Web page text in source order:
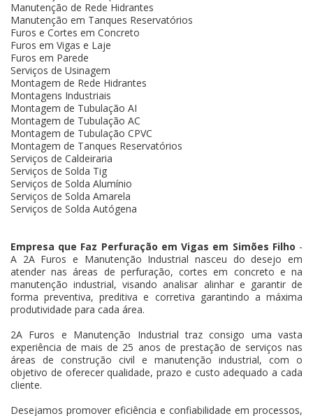
Manutenção de Rede Hidrantes
Manutenção em Tanques Reservatórios
Furos e Cortes em Concreto
Furos em Vigas e Laje
Furos em Parede
Serviços de Usinagem
Montagem de Rede Hidrantes
Montagens Industriais
Montagem de Tubulação AI
Montagem de Tubulação AC
Montagem de Tubulação CPVC
Montagem de Tanques Reservatórios
Serviços de Caldeiraria
Serviços de Solda Tig
Serviços de Solda Alumínio
Serviços de Solda Amarela
Serviços de Solda Autógena
Empresa que Faz Perfuração em Vigas em Simões Filho -
A 2A Furos e Manutenção Industrial nasceu do desejo em
atender nas áreas de perfuração, cortes em concreto e na
manutenção industrial, visando analisar alinhar e garantir de
forma preventiva, preditiva e corretiva garantindo a máxima
produtividade para cada área.
2A Furos e Manutenção Industrial traz consigo uma vasta
experiência de mais de 25 anos de prestação de serviços nas
áreas de construção civil e manutenção industrial, com o
objetivo de oferecer qualidade, prazo e custo adequado a cada
cliente.
Desejamos promover eficiência e confiabilidade em processos,